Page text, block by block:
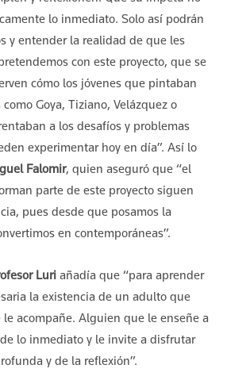
lo inmediato. Solo así podrán
y entender la realidad de que les
con este proyecto, que se
cómo los jóvenes que pintaban
Goya, Tiziano, Velázquez o
a los desafíos y problemas
experimentar hoy en día”. Así lo
Falomir, quien aseguró que “el
parte de este proyecto siguen
pues desde que posamos la
en contemporáneas”.
Luri añadía que “para aprender
la existencia de un adulto que
acompañe. Alguien que le enseñe a
lo inmediato y le invite a disfrutar
y de la reflexión”.